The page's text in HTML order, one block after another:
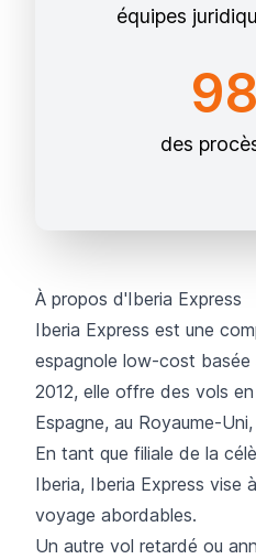
équipes
des
À propos d'Iberia Express
Iberia Express est une
espagnole low-cost
2012, elle offre des vols
Espagne, au Royaume-
En tant que filiale de la
Iberia, Iberia Express vise
voyage abordables.
Un autre vol retardé ou